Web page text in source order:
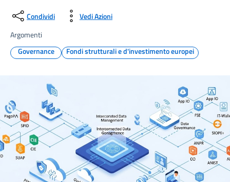
Condividi
Vedi Azioni
Argomenti
Governance
Fondi strutturali e d'investimento europei